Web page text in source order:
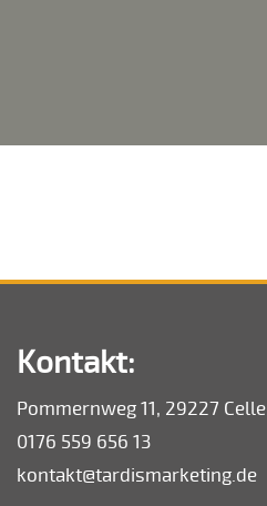
Kontakt:
Pommernweg 11, 29227 Celle
0176 559 656 13
kontakt@tardismarketing.de